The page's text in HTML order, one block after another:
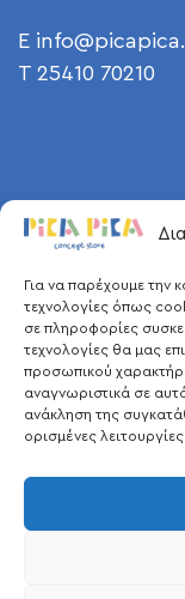
Για να παρέχουμε την
τεχνολογίες όπως
σε πληροφορίες
τεχνολογίες θα μας
προσωπικού
αναγνωριστικά σε
ανάκληση της
ορισμένες
E
T 25410 70210